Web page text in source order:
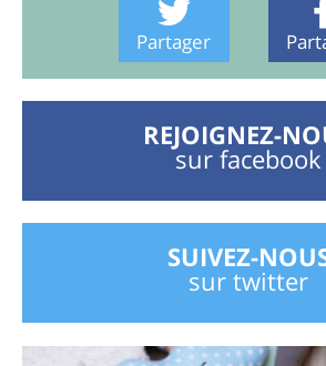
Partager
REJOIGNEZ-
sur facebook
SUIVEZ-
sur twitter